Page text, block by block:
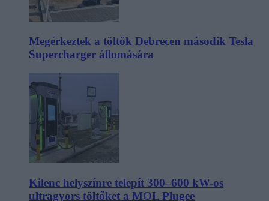
Megérkeztek a töltők Debrecen második Tesla
Supercharger állomására
Kilenc helyszínre telepít 300–600 kW-os
ultragyors töltőket a MOL Plugee